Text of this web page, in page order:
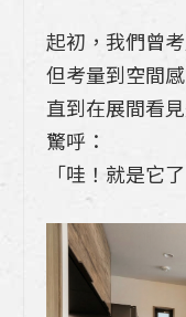
瓦斯外洩氣爆
普時間
《takara廚具
元抽是什麼?
室內裝潢基礎
一次了解20個
系統櫃是什麼
起初，我們曾
但考量到空間
直到在展間看
驚呼：
「哇！就是它了